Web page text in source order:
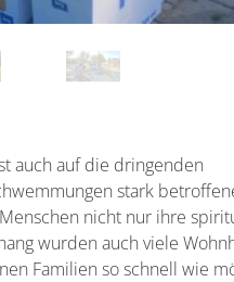
auch auf die dringenden
stark
nicht nur ihre
wurden auch viele
Familien so schnell wie